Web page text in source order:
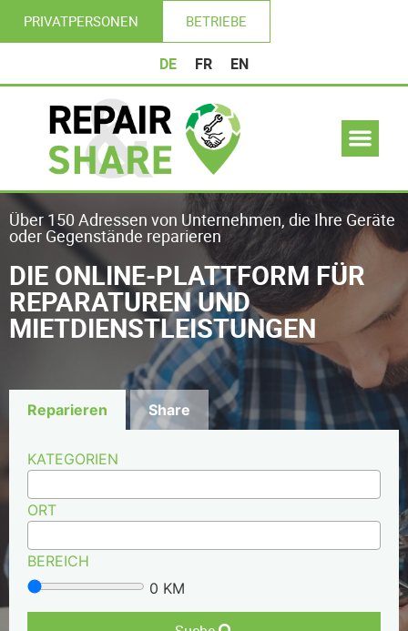
PRIVATPERSONEN BETRIEBE
DE FR EN
Über 150 Adressen von Unternehmen, die Ihre Geräte
oder Gegenstände reparieren
DIE ONLINE-PLATTFORM FÜR
REPARATUREN UND
MIETDIENSTLEISTUNGEN
Reparieren Share
KATEGORIEN
ORT
BEREICH
0 KM